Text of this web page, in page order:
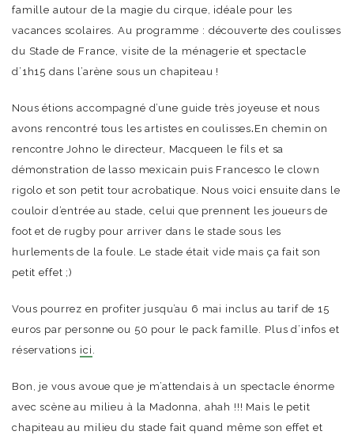
famille autour de la magie du cirque, idéale pour les
vacances scolaires. Au programme : découverte des coulisses
du Stade de France, visite de la ménagerie et spectacle
d’1h15 dans l’arène sous un chapiteau !
Nous étions accompagné d’une guide très joyeuse et nous
avons rencontré tous les artistes en coulisses. En chemin on
rencontre Johno le directeur, Macqueen le fils et sa
démonstration de lasso mexicain puis Francesco le clown
rigolo et son petit tour acrobatique. Nous voici ensuite dans le
couloir d’entrée au stade, celui que prennent les joueurs de
foot et de rugby pour arriver dans le stade sous les
hurlements de la foule. Le stade était vide mais ça fait son
petit effet ;)
Vous pourrez en profiter jusqu’au 6 mai inclus au tarif de 15
euros par personne ou 50 pour le pack famille. Plus d’infos et
réservations ici .
Bon, je vous avoue que je m’attendais à un spectacle énorme
avec scène au milieu à la Madonna, ahah !!! Mais le petit
chapiteau au milieu du stade fait quand même son effet et